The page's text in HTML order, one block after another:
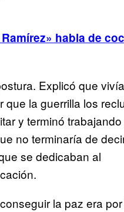
habla de
Explicó que
la guerrilla los
y terminó
no terminaría de
se dedicaban al
la paz era